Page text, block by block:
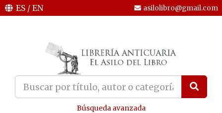
ES / EN asilolibro@gmail.com
Búsqueda avanzada